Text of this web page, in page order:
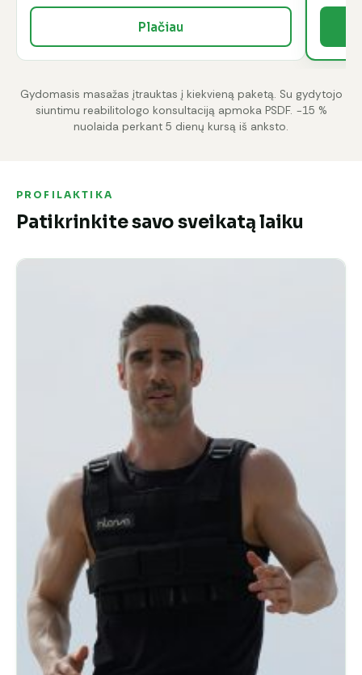
Plačiau
Gydomasis masažas įtrauktas į kiekvieną paketą. Su gydytojo
siuntimu reabilitologo konsultaciją apmoka PSDF. −15 %
nuolaida perkant 5 dienų kursą iš anksto.
PROFILAKTIKA
Patikrinkite savo sveikatą laiku